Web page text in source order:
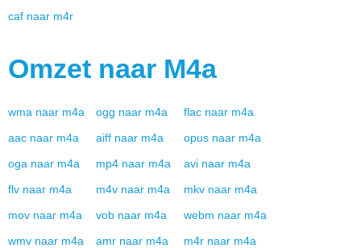
caf naar m4r
Omzet naar M4a
wma naar m4a ogg naar m4a flac naar m4a
aac naar m4a aiff naar m4a opus naar m4a
oga naar m4a mp4 naar m4a avi naar m4a
flv naar m4a m4v naar m4a mkv naar m4a
mov naar m4a vob naar m4a webm naar m4a
wmv naar m4a amr naar m4a m4r naar m4a